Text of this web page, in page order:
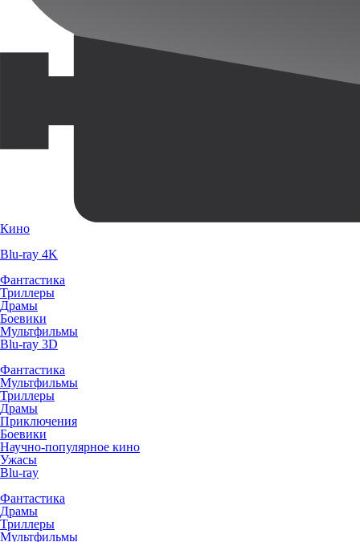
Кино
Blu-ray 4K
Фантастика
Триллеры
Драмы
Боевики
Мультфильмы
Blu-ray 3D
Фантастика
Мультфильмы
Триллеры
Драмы
Приключения
Боевики
Научно-популярное кино
Ужасы
Blu-ray
Фантастика
Драмы
Триллеры
Мультфильмы